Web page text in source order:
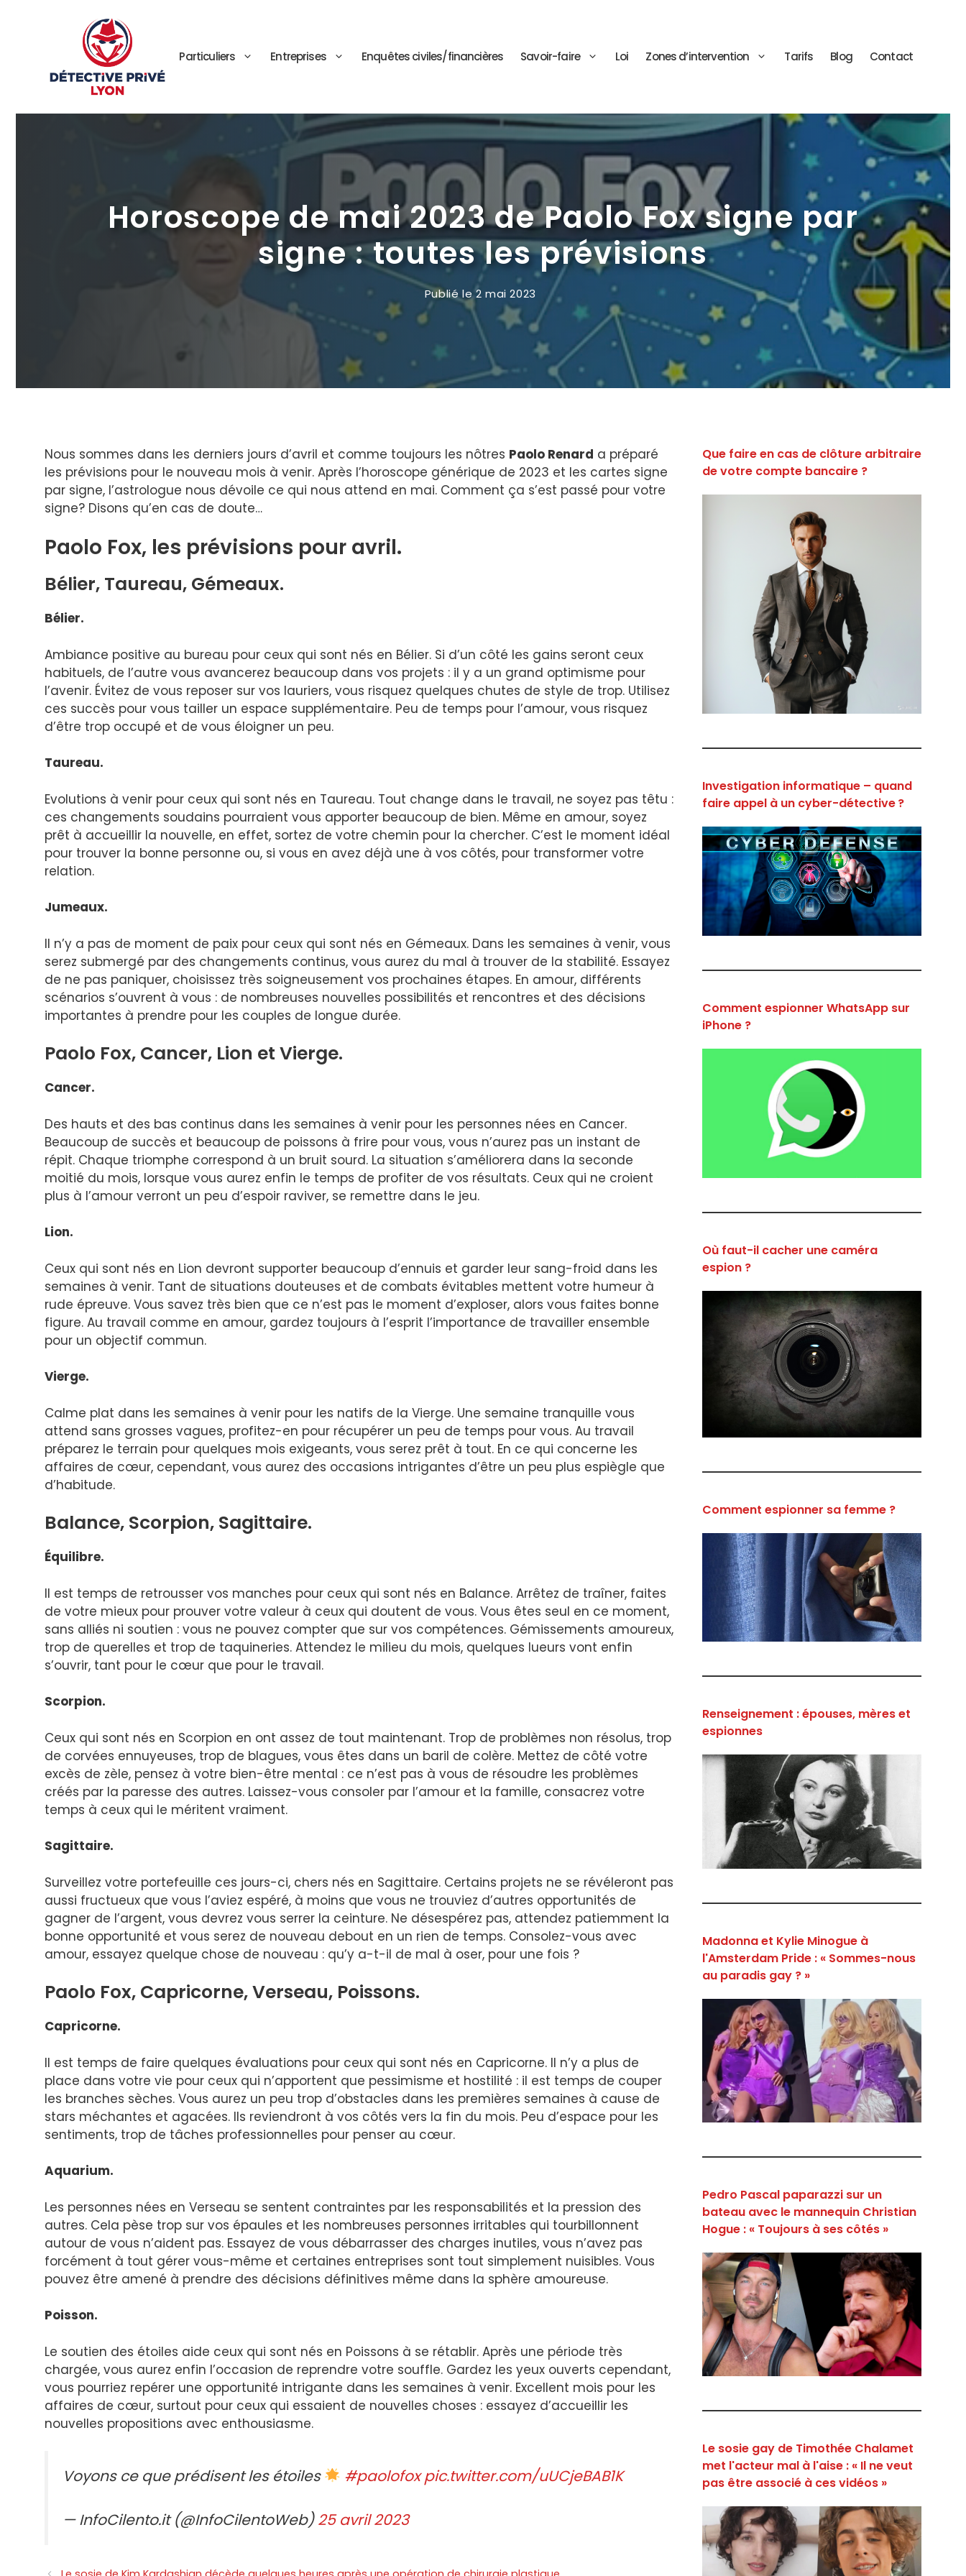
Particuliers Entreprises Enquêtes civiles/financières Savoir-faire Loi Zones d’intervention Tarifs Blog Contact
Horoscope de mai 2023 de Paolo Fox signe par
signe : toutes les prévisions
Publié le2 mai 2023
Nous sommes dans les derniers jours d’avril et comme toujours les nôtres Paolo Renard a préparé
les prévisions pour le nouveau mois à venir. Après l’horoscope générique de 2023 et les cartes signe
par signe, l’astrologue nous dévoile ce qui nous attend en mai. Comment ça s’est passé pour votre
signe? Disons qu’en cas de doute…
Paolo Fox, les prévisions pour avril.
Bélier, Taureau, Gémeaux.
Bélier.
Ambiance positive au bureau pour ceux qui sont nés en Bélier. Si d’un côté les gains seront ceux
habituels, de l’autre vous avancerez beaucoup dans vos projets : il y a un grand optimisme pour
l’avenir. Évitez de vous reposer sur vos lauriers, vous risquez quelques chutes de style de trop. Utilisez
ces succès pour vous tailler un espace supplémentaire. Peu de temps pour l’amour, vous risquez
d’être trop occupé et de vous éloigner un peu.
Taureau.
Evolutions à venir pour ceux qui sont nés en Taureau. Tout change dans le travail, ne soyez pas têtu :
ces changements soudains pourraient vous apporter beaucoup de bien. Même en amour, soyez
prêt à accueillir la nouvelle, en effet, sortez de votre chemin pour la chercher. C’est le moment idéal
pour trouver la bonne personne ou, si vous en avez déjà une à vos côtés, pour transformer votre
relation.
Jumeaux.
Il n’y a pas de moment de paix pour ceux qui sont nés en Gémeaux. Dans les semaines à venir, vous
serez submergé par des changements continus, vous aurez du mal à trouver de la stabilité. Essayez
de ne pas paniquer, choisissez très soigneusement vos prochaines étapes. En amour, différents
scénarios s’ouvrent à vous : de nombreuses nouvelles possibilités et rencontres et des décisions
importantes à prendre pour les couples de longue durée.
Paolo Fox, Cancer, Lion et Vierge.
Cancer.
Des hauts et des bas continus dans les semaines à venir pour les personnes nées en Cancer.
Beaucoup de succès et beaucoup de poissons à frire pour vous, vous n’aurez pas un instant de
répit. Chaque triomphe correspond à un bruit sourd. La situation s’améliorera dans la seconde
moitié du mois, lorsque vous aurez enfin le temps de profiter de vos résultats. Ceux qui ne croient
plus à l’amour verront un peu d’espoir raviver, se remettre dans le jeu.
Lion.
Ceux qui sont nés en Lion devront supporter beaucoup d’ennuis et garder leur sang-froid dans les
semaines à venir. Tant de situations douteuses et de combats évitables mettent votre humeur à
rude épreuve. Vous savez très bien que ce n’est pas le moment d’exploser, alors vous faites bonne
figure. Au travail comme en amour, gardez toujours à l’esprit l’importance de travailler ensemble
pour un objectif commun.
Vierge.
Calme plat dans les semaines à venir pour les natifs de la Vierge. Une semaine tranquille vous
attend sans grosses vagues, profitez-en pour récupérer un peu de temps pour vous. Au travail
préparez le terrain pour quelques mois exigeants, vous serez prêt à tout. En ce qui concerne les
affaires de cœur, cependant, vous aurez des occasions intrigantes d’être un peu plus espiègle que
d’habitude.
Balance, Scorpion, Sagittaire.
Équilibre.
Il est temps de retrousser vos manches pour ceux qui sont nés en Balance. Arrêtez de traîner, faites
de votre mieux pour prouver votre valeur à ceux qui doutent de vous. Vous êtes seul en ce moment,
sans alliés ni soutien : vous ne pouvez compter que sur vos compétences. Gémissements amoureux,
trop de querelles et trop de taquineries. Attendez le milieu du mois, quelques lueurs vont enfin
s’ouvrir, tant pour le cœur que pour le travail.
Scorpion.
Ceux qui sont nés en Scorpion en ont assez de tout maintenant. Trop de problèmes non résolus, trop
de corvées ennuyeuses, trop de blagues, vous êtes dans un baril de colère. Mettez de côté votre
excès de zèle, pensez à votre bien-être mental : ce n’est pas à vous de résoudre les problèmes
créés par la paresse des autres. Laissez-vous consoler par l’amour et la famille, consacrez votre
temps à ceux qui le méritent vraiment.
Sagittaire.
Surveillez votre portefeuille ces jours-ci, chers nés en Sagittaire. Certains projets ne se révéleront pas
aussi fructueux que vous l’aviez espéré, à moins que vous ne trouviez d’autres opportunités de
gagner de l’argent, vous devrez vous serrer la ceinture. Ne désespérez pas, attendez patiemment la
bonne opportunité et vous serez de nouveau debout en un rien de temps. Consolez-vous avec
amour, essayez quelque chose de nouveau : qu’y a-t-il de mal à oser, pour une fois ?
Paolo Fox, Capricorne, Verseau, Poissons.
Capricorne.
Il est temps de faire quelques évaluations pour ceux qui sont nés en Capricorne. Il n’y a plus de
place dans votre vie pour ceux qui n’apportent que pessimisme et hostilité : il est temps de couper
les branches sèches. Vous aurez un peu trop d’obstacles dans les premières semaines à cause de
stars méchantes et agacées. Ils reviendront à vos côtés vers la fin du mois. Peu d’espace pour les
sentiments, trop de tâches professionnelles pour penser au cœur.
Aquarium.
Les personnes nées en Verseau se sentent contraintes par les responsabilités et la pression des
autres. Cela pèse trop sur vos épaules et les nombreuses personnes irritables qui tourbillonnent
autour de vous n’aident pas. Essayez de vous débarrasser des charges inutiles, vous n’avez pas
forcément à tout gérer vous-même et certaines entreprises sont tout simplement nuisibles. Vous
pouvez être amené à prendre des décisions définitives même dans la sphère amoureuse.
Poisson.
Le soutien des étoiles aide ceux qui sont nés en Poissons à se rétablir. Après une période très
chargée, vous aurez enfin l’occasion de reprendre votre souffle. Gardez les yeux ouverts cependant,
vous pourriez repérer une opportunité intrigante dans les semaines à venir. Excellent mois pour les
affaires de cœur, surtout pour ceux qui essaient de nouvelles choses : essayez d’accueillir les
nouvelles propositions avec enthousiasme.
Voyons ce que prédisent les étoiles #paolofox pic.twitter.com/uUCjeBAB1K
— InfoCilento.it (@InfoCilentoWeb)25 avril 2023
Que faire en cas de clôture arbitraire
de votre compte bancaire ?
Investigation informatique – quand
faire appel à un cyber-détective ?
Comment espionner WhatsApp sur
iPhone ?
Où faut-il cacher une caméra
espion ?
Comment espionner sa femme ?
Renseignement : épouses, mères et
espionnes
Madonna et Kylie Minogue à
l'Amsterdam Pride : « Sommes-nous
au paradis gay ? »
Pedro Pascal paparazzi sur un
bateau avec le mannequin Christian
Hogue : « Toujours à ses côtés »
Le sosie gay de Timothée Chalamet
met l'acteur mal à l'aise : « Il ne veut
pas être associé à ces vidéos »